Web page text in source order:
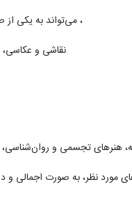
، می‌تواند به یکی
نقاشی و
هنرهای تجسمی و
مورد نظر، به صورت اجمالی